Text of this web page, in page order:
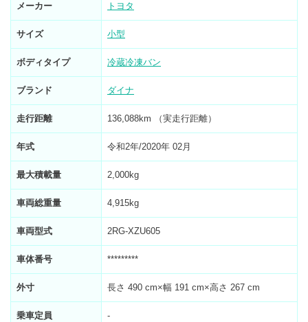
メーカー トヨタ
サイズ 小型
ボディタイプ 冷蔵冷凍バン
ブランド ダイナ
走行距離 136,088km （実走行距離）
年式 令和2年/2020年 02月
最大積載量 2,000kg
車両総重量 4,915kg
車両型式 2RG-XZU605
車体番号 *********
外寸 長さ 490 cm×幅 191 cm×高さ 267 cm
乗車定員 -